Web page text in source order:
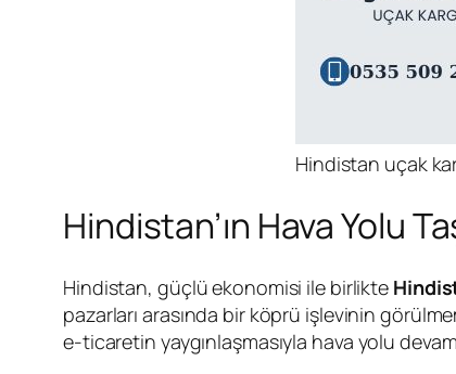
Hindistan uçak
Hindistan’ın Hava Yolu
Hindistan, güçlü ekonomisi ile birlikte
pazarları arasında bir köprü işlevinin
e-ticaretin yaygınlaşmasıyla hava yolu